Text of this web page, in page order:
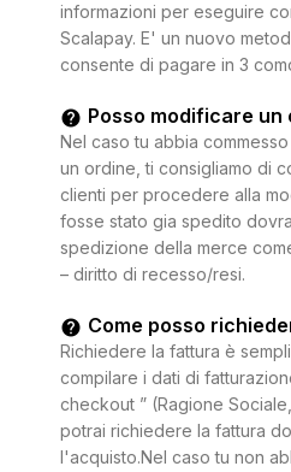
informazioni per eseguire
Scalapay. E' un nuovo
consente di pagare in 3
Posso modificare un
Nel caso tu abbia
un ordine, ti consigliamo di
clienti per procedere alla
fosse stato gia spedito
spedizione della merce
– diritto di recesso/resi.
Come posso
Richiedere la fattura è
compilare i dati di
checkout ” (Ragione
potrai richiedere la fattura
l'acquisto.Nel caso tu non